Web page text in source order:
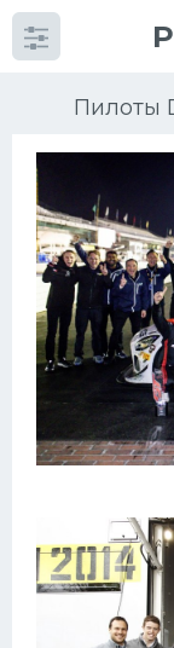
Пилоты
Много
Футбол
Баскетбол
Велогонки
Конькобежный
Тренажеры